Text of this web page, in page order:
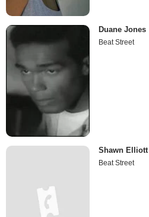
Duane Jones
Beat Street
Shawn Elliott
Beat Street